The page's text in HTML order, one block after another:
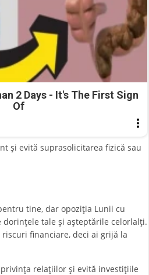
2 Days - It's The First Sign
Of
și evită suprasolicitarea fizică sau
tine, dar opoziția Lunii cu
dorințele tale și așteptările celorlalți.
financiare, deci ai grijă la
relațiilor și evită investițiile